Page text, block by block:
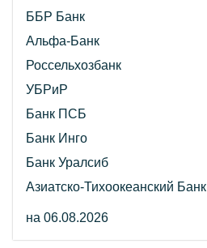
ББР Банк
Альфа-Банк
Россельхозбанк
УБРиР
Банк ПСБ
Банк Инго
Банк Уралсиб
Азиатско-Тихоокеанский Банк
на 06.08.2026